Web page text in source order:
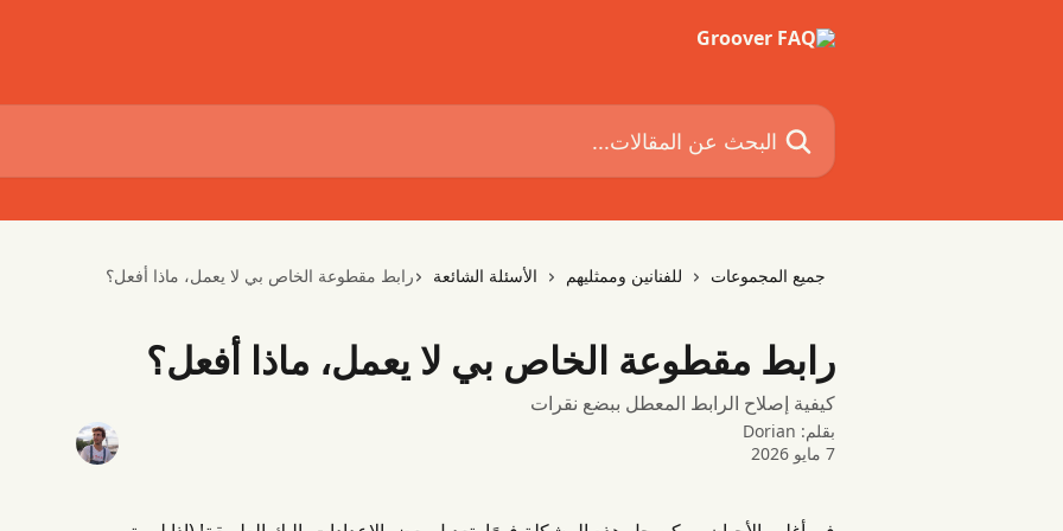
البحث عن المقالات...
جميع المجموعات للفنانين وممثليهم الأسئلة الشائعة رابط مقطوعة الخاص بي لا يعمل، ماذا أفعل؟
رابط مقطوعة الخاص بي لا يعمل، ماذا أفعل؟
كيفية إصلاح الرابط المعطل ببضع نقرات
بقلم: Dorian
7 مايو 2026